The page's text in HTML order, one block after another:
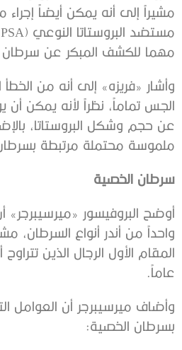
‫مشيراً إلى أنه يمكن أيضاً
مهما للكشف المبكر عن سرطان
وأشار «فريزه» إلى أنه من الخطأ
الجس تماماً، نظراً ‫لأنه يمكن
عن حجم وشكل البروستاتا،
ملموسة محتملة مرتبطة بسرطان
سرطان الخصية
‫أوضح البروفيسور
واحداً من أندر
عاماً.
‫وأضاف ميرسيبرجر أن العوامل
بسرطان الخصية: